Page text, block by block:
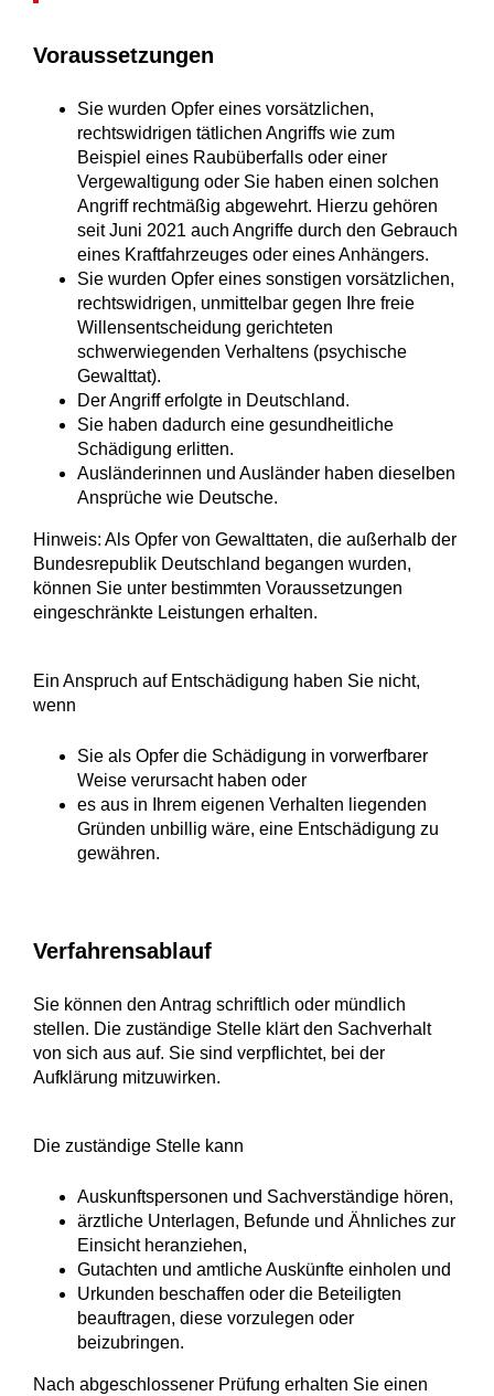
Voraussetzungen
Sie wurden Opfer eines vorsätzlichen,
rechtswidrigen tätlichen Angriffs wie zum
Beispiel eines Raubüberfalls oder einer
Vergewaltigung oder Sie haben einen solchen
Angriff rechtmäßig abgewehrt. Hierzu gehören
seit Juni 2021 auch Angriffe durch den Gebrauch
eines Kraftfahrzeuges oder eines Anhängers.
Sie wurden Opfer eines sonstigen vorsätzlichen,
rechtswidrigen, unmittelbar gegen Ihre freie
Willensentscheidung gerichteten
schwerwiegenden Verhaltens (psychische
Gewalttat).
Der Angriff erfolgte in Deutschland.
Sie haben dadurch eine gesundheitliche
Schädigung erlitten.
Ausländerinnen und Ausländer haben dieselben
Ansprüche wie Deutsche.
Hinweis: Als Opfer von Gewalttaten, die außerhalb der
Bundesrepublik Deutschland begangen wurden,
können Sie unter bestimmten Voraussetzungen
eingeschränkte Leistungen erhalten.
Ein Anspruch auf Entschädigung haben Sie nicht,
wenn
Sie als Opfer die Schädigung in vorwerfbarer
Weise verursacht haben oder
es aus in Ihrem eigenen Verhalten liegenden
Gründen unbillig wäre, eine Entschädigung zu
gewähren.
Verfahrensablauf
Sie können den Antrag schriftlich oder mündlich
stellen. Die zuständige Stelle klärt den Sachverhalt
von sich aus auf. Sie sind verpflichtet, bei der
Aufklärung mitzuwirken.
Die zuständige Stelle kann
Auskunftspersonen und Sachverständige hören,
ärztliche Unterlagen, Befunde und Ähnliches zur
Einsicht heranziehen,
Gutachten und amtliche Auskünfte einholen und
Urkunden beschaffen oder die Beteiligten
beauftragen, diese vorzulegen oder
beizubringen.
Nach abgeschlossener Prüfung erhalten Sie einen